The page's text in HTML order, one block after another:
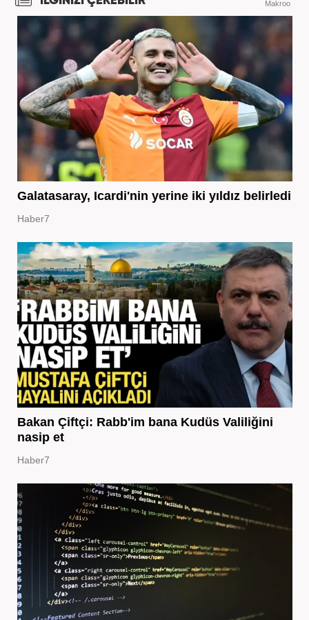
Makroo
Galatasaray, Icardi'nin yerine iki yıldız belirledi
Haber7
Bakan Çiftçi: Rabb'im bana Kudüs Valiliğini
nasip et
Haber7